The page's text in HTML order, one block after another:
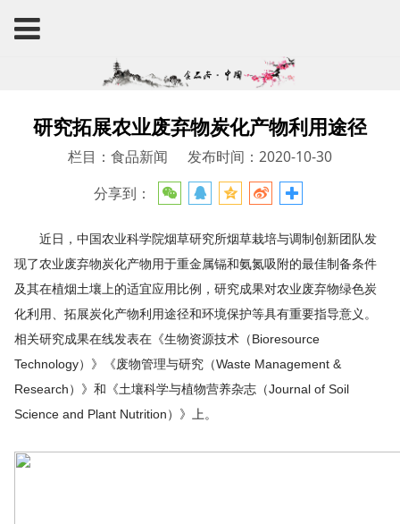
研究拓展农业废弃物炭化产物利用途径
栏目：食品新闻
发布时间：2020-10-30
分享到：
近日，中国农业科学院烟草研究所烟草栽培与调制创新团队发
现了农业废弃物炭化产物用于重金属镉和氨氮吸附的最佳制备条件
及其在植烟土壤上的适宜应用比例，研究成果对农业废弃物绿色炭
化利用、拓展炭化产物利用途径和环境保护等具有重要指导意义。
相关研究成果在线发表在《生物资源技术（Bioresource
Technology）》《废物管理与研究（Waste Management &
Research）》和《土壤科学与植物营养杂志（Journal of Soil
Science and Plant Nutrition）》上。